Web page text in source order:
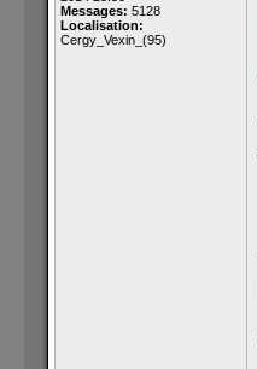
Messages: 5128
Localisation:
Cergy_Vexin_(95)